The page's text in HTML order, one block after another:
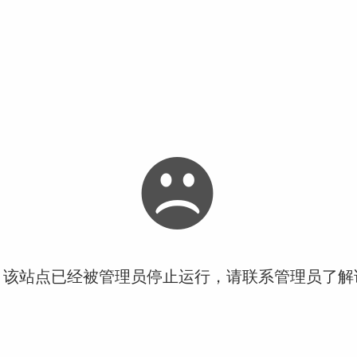
站点已经被管理员停止运行，请联系管理员了